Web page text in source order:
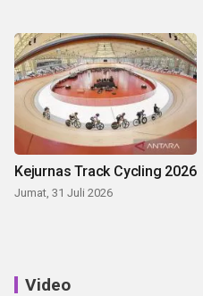
Kejurnas Track Cycling 2026
Jumat, 31 Juli 2026
Video